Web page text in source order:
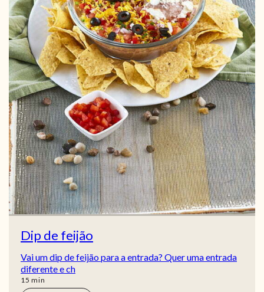
Dip de feijão
Vai um dip de feijão para a entrada? Quer uma entrada
diferente e ch
15 min
min